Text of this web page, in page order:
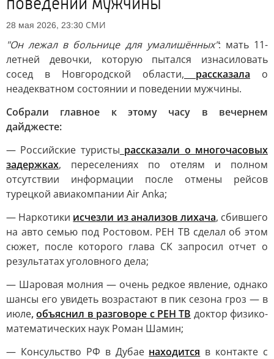
28 мая 2026, 23:30 СМИ
"Он лежал в больнице для умалишённых": мать 11-
летней девочки, которую пытался изнасиловать
сосед в Новгородской области, рассказала о
неадекватном состоянии и поведении мужчины.
Собрали главное к этому часу в вечернем
дайджесте:
— Российские туристы рассказали о многочасовых
задержках, переселениях по отелям и полном
отсутствии информации после отмены рейсов
турецкой авиакомпании Air Anka;
— Наркотики исчезли из анализов лихача, сбившего
на авто семью под Ростовом. РЕН ТВ сделал об этом
сюжет, после которого глава СК запросил отчет о
результатах уголовного дела;
— Шаровая молния — очень редкое явление, однако
шансы его увидеть возрастают в пик сезона гроз — в
июле,объяснил в разговоре с РЕН ТВ доктор физико-
математических наук Роман Шамин;
— Консульство РФ в Дубае находится в контакте с